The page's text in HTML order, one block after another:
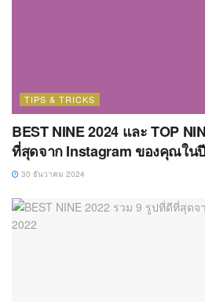
TIPS & TRICKS
BEST NINE 2024 และ TOP
ที่สุดจาก Instagram ของคุณใน
30 ธันวาคม 2024